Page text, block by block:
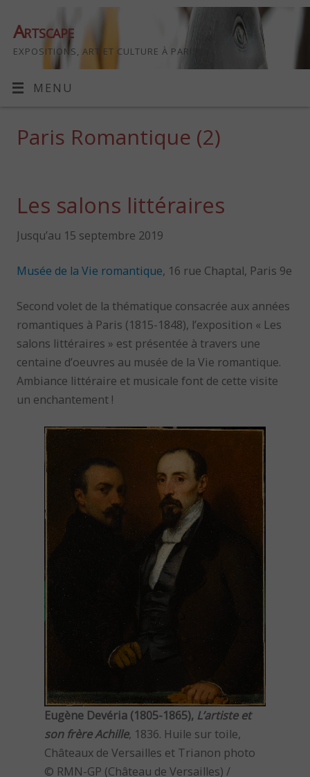
Artscape
EXPOSITIONS, ART ET CULTURE À PARIS
MENU
Paris Romantique (2)
Les salons littéraires
Jusqu’au 15 septembre 2019
Musée de la Vie romantique, 16 rue Chaptal, Paris 9e
Second volet de la thématique consacrée aux années
romantiques à Paris (1815-1848), l’exposition « Les
salons littéraires » est présentée à travers une
centaine d’oeuvres au musée de la Vie romantique.
Ambiance littéraire et musicale font de cette visite
un enchantement !
Eugène Devéria (1805-1865), L’artiste et
son frère Achille, 1836. Huile sur toile,
Châteaux de Versailles et Trianon photo
© RMN-GP (Château de Versailles) /